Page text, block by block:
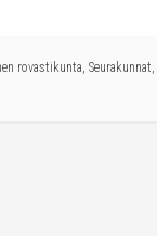
rovastikunta Seurakunnat